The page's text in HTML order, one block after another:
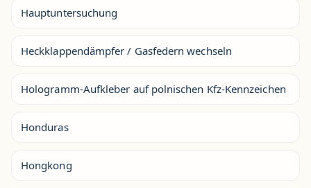
Hauptuntersuchung
Heckklappendämpfer / Gasfedern wechseln
Hologramm-Aufkleber auf polnischen Kfz-Kennzeichen
Honduras
Hongkong